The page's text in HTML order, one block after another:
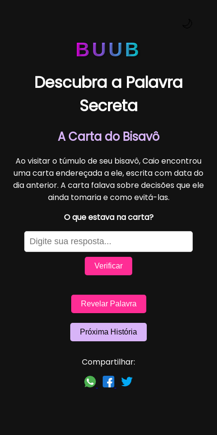
BUUB
Descubra a Palavra
Secreta
A Carta do Bisavô
Ao visitar o túmulo de seu bisavô, Caio encontrou
uma carta endereçada a ele, escrita com data do
dia anterior. A carta falava sobre decisões que ele
ainda tomaria e como evitá-las.
O que estava na carta?
Verificar
Revelar Palavra
Próxima História
Compartilhar: